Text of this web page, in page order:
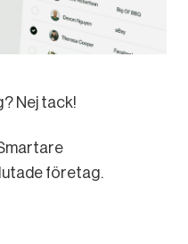
Nej tack!
företag.